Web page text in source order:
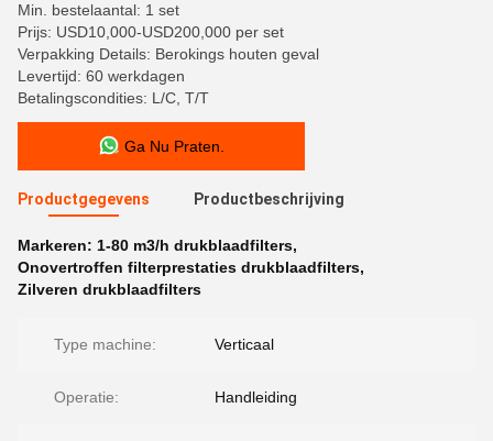
Min. bestelaantal: 1 set
Prijs: USD10,000-USD200,000 per set
Verpakking Details: Berokings houten geval
Levertijd: 60 werkdagen
Betalingscondities: L/C, T/T
Ga Nu Praten.
Productgegevens Productbeschrijving
Markeren: 1-80 m3/h drukblaadfilters,
Onovertroffen filterprestaties drukblaadfilters,
Zilveren drukblaadfilters
Type machine: Verticaal
Operatie: Handleiding